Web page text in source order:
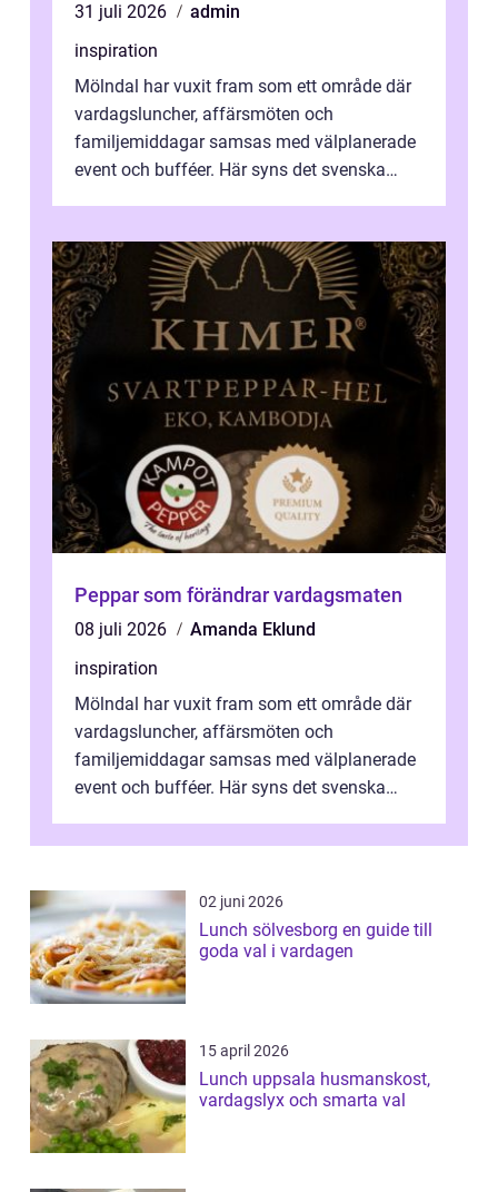
31 juli 2026
admin
inspiration
Mölndal har vuxit fram som ett område där
vardagsluncher, affärsmöten och
familjemiddagar samsas med välplanerade
event och bufféer. Här syns det svenska
Peppar som förändrar vardagsmaten
08 juli 2026
Amanda Eklund
inspiration
Mölndal har vuxit fram som ett område där
vardagsluncher, affärsmöten och
familjemiddagar samsas med välplanerade
event och bufféer. Här syns det svenska
02 juni 2026
Lunch sölvesborg en guide till
goda val i vardagen
15 april 2026
Lunch uppsala husmanskost,
vardagslyx och smarta val